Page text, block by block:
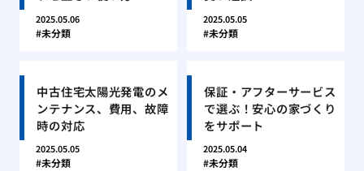
2025.05.06
未分類
2025.05.05
未分類
中古住宅太陽光発電のメ
ンテナンス、費用、故障
時の対応
2025.05.05
未分類
保証・アフターサービス
で選ぶ！安心の家づくり
をサポート
2025.05.04
未分類